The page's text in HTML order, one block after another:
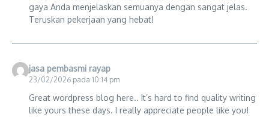
gaya Anda menjelaskan semuanya dengan sangat jelas.
Teruskan pekerjaan yang hebat!
jasa pembasmi rayap
23/02/2026 pada 10:14 pm
Great wordpress blog here.. It’s hard to find quality writing
like yours these days. I really appreciate people like you!